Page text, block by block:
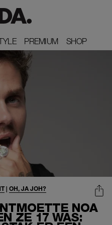
PREMIUM
PREMIUM SHOP
SHOP
NOA
ZE 17 WAS:
| OH, JA JOH?